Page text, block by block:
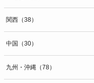
関西（38）
中国（30）
九州・沖縄（78）